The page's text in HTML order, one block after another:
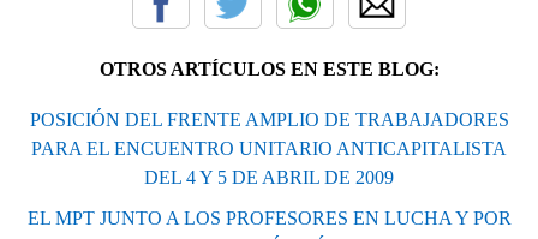
OTROS ARTÍCULOS EN ESTE BLOG:
POSICIÓN DEL FRENTE AMPLIO DE TRABAJADORES
PARA EL ENCUENTRO UNITARIO ANTICAPITALISTA
DEL 4 Y 5 DE ABRIL DE 2009
EL MPT JUNTO A LOS PROFESORES EN LUCHA Y POR